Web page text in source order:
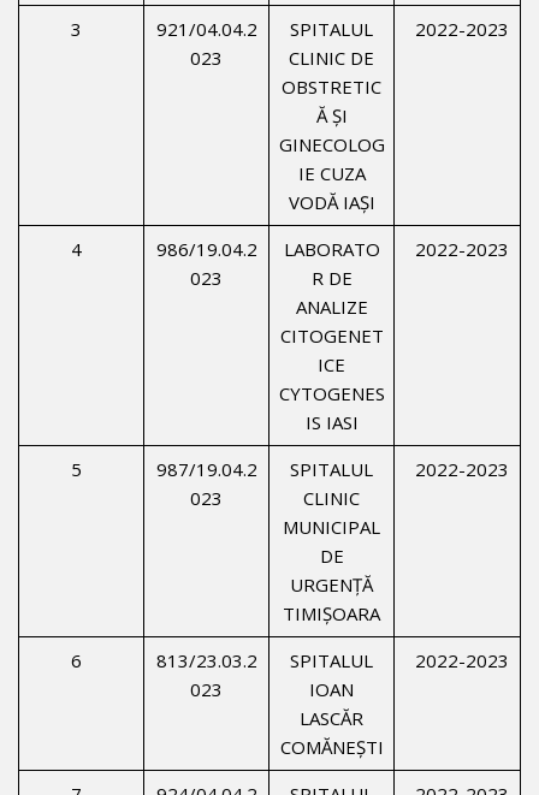
3
921/04.04.2
023
SPITALUL
CLINIC DE
OBSTRETIC
Ă ȘI
GINECOLOG
IE CUZA
VODĂ IAŞI
2022-2023
4
986/19.04.2
023
LABORATO
R DE
ANALIZE
CITOGENET
ICE
CYTOGENES
IS IASI
2022-2023
5
987/19.04.2
023
SPITALUL
CLINIC
MUNICIPAL
DE
URGENŢĂ
TIMIŞOARA
2022-2023
6
813/23.03.2
023
SPITALUL
IOAN
LASCĂR
COMĂNEȘTI
2022-2023